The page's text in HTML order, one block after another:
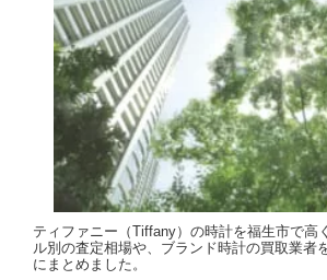
ティファニー（Tiffany）の時計を福生市で高
ル別の査定相場や、ブランド時計の買取業者
にまとめました。